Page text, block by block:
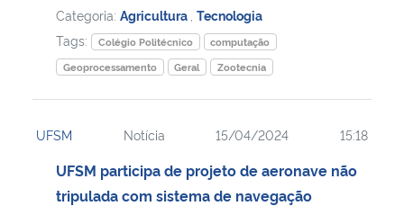
Categoria: Agricultura Tecnologia
Tags:
Colégio Politécnico
computação
Geoprocessamento
Geral Zootecnia
UFSM Notícia 15/04/2024 15:18
UFSM participa de projeto de aeronave não
tripulada com sistema de navegação